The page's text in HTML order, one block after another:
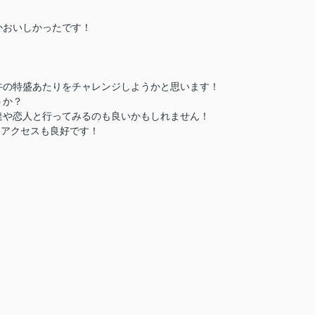
いしかったです！
特盛あたりをチャレンジしようかと思います！
？
恋人と行ってみるのも良いかもしれません！
クセスも良好です！